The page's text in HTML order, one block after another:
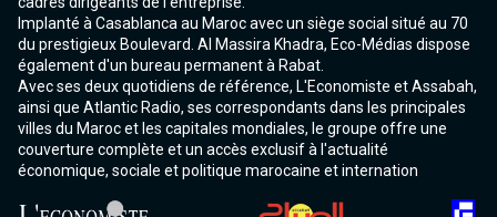
Implanté à Casablanca au Maroc avec un siège social situé au 70
du prestigieux Boulevard. Al Massira Khadra, Eco-Médias dispose
également d'un bureau permanent à Rabat.
Avec ses deux quotidiens de référence, L'Economiste et Assabah,
ainsi que Atlantic Radio, ses correspondants dans les principales
villes du Maroc et les capitales mondiales, le groupe offre une
couverture complète et un accès exclusif à l'actualité
économique, sociale et politique marocaine et internation